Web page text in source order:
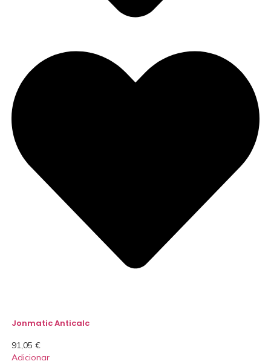
Jonmatic Anticalc
91,05 €
Adicionar